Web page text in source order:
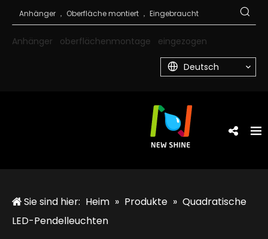
Anhänger oberflächenmontage eingezogen
Deutsch
Sie sind hier: Heim » Produkte » Quadratische
LED-Pendelleuchten